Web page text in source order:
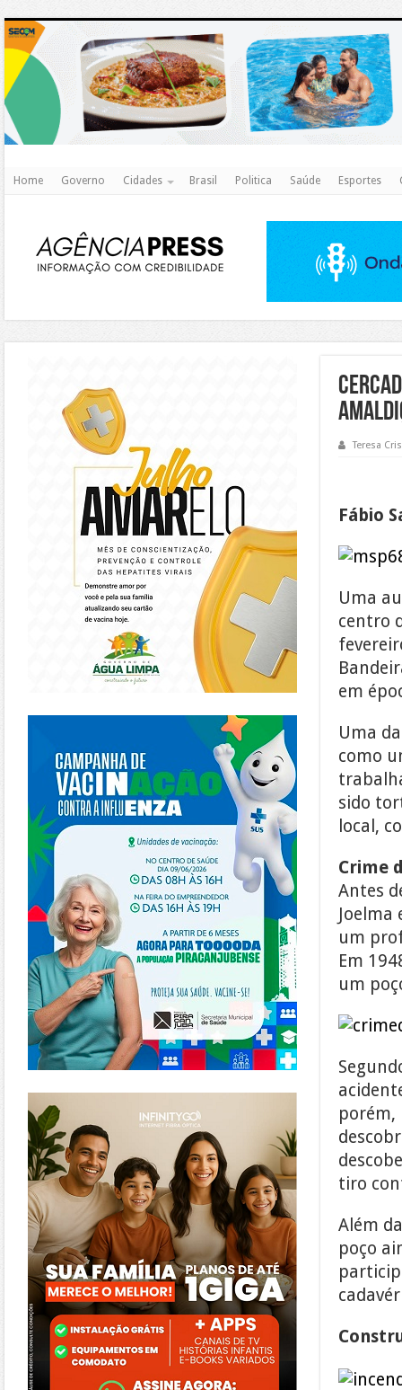
Home Governo Cidades Brasil Politica Saúde Esportes
Teresa
Fábio
Uma
centro
em
Uma
como
sido
local,
Crime
Antes
Joelma
um
Em
um
porém,
tiro
Além
poço
https://piracanjuba.go.gov.br/
https://www.infinitygo.com.br/